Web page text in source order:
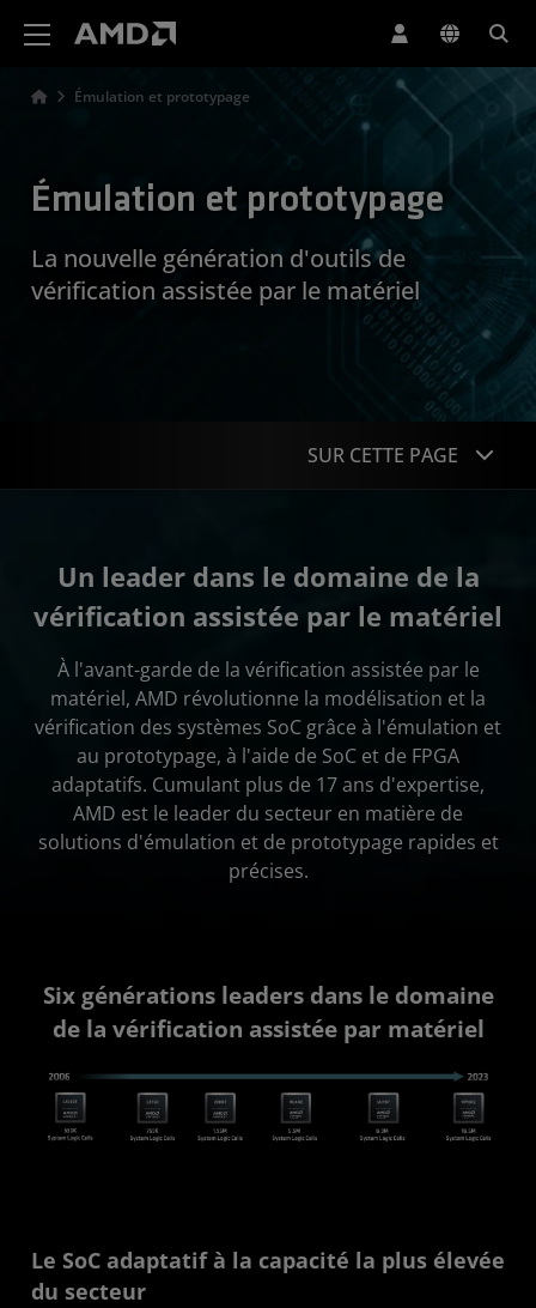
Émulation et prototypage
Émulation et prototypage
La nouvelle génération d'outils de
vérification assistée par le matériel
SUR CETTE PAGE
Applications
Portefeuille
Études de cas
Démarrer
Un leader dans le domaine de la
vérification assistée par le matériel
À l'avant-garde de la vérification assistée par le
matériel, AMD révolutionne la modélisation et la
vérification des systèmes SoC grâce à l'émulation et
au prototypage, à l'aide de SoC et de FPGA
adaptatifs. Cumulant plus de 17 ans d'expertise,
AMD est le leader du secteur en matière de
solutions d'émulation et de prototypage rapides et
précises.
Six générations leaders dans le domaine
de la vérification assistée par matériel
Le SoC adaptatif à la capacité la plus élevée
du secteur